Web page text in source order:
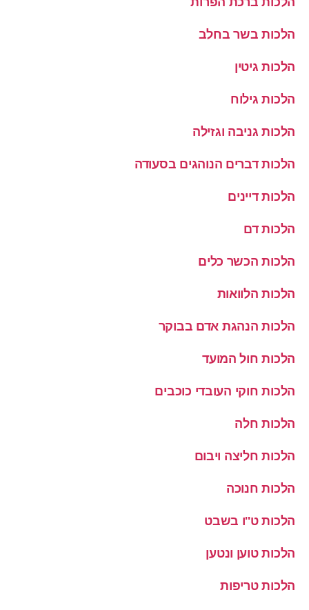
הלכות בשר בחלב
הלכות גיטין
הלכות גילוח
הלכות גניבה וגזילה
הלכות דברים הנוהגים בסעודה
הלכות דיינים
הלכות דם
הלכות הכשר כלים
הלכות הלוואות
הלכות הנהגת אדם בבוקר
הלכות חול המועד
הלכות חוקי העובדי כוכבים
הלכות חלה
הלכות חליצה ויבום
הלכות חנוכה
הלכות ט''ו בשבט
הלכות טוען ונטען
הלכות טריפות